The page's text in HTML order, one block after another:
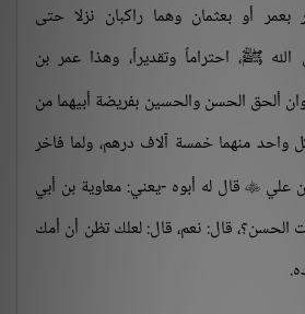
أو بعثمان وهما راكبان نزلا حتى
الله ﷺ، احتراماً وتقديراً، وهذا عمر بن
ألحق الحسن والحسين بفريضة أبيهما من
منهما خمسة آلاف درهم، ولما فاخر
علي قال له أبوه -يعني: معاوية بن أبي
الحسن؟، قال: نعم، قال: لعلك تظن أن أمك